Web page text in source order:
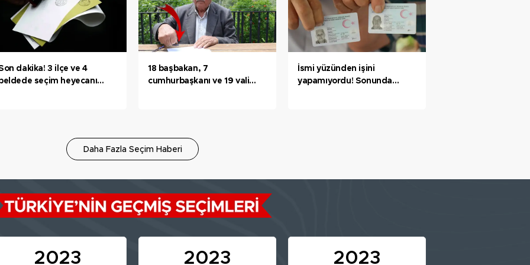
dakika! 3 ilçe ve 4
seçim heyecanı
18 başbakan, 7
cumhurbaşkanı ve 19 vali
İsmi yüzünden işini
yapamıyordu! Sonunda
Daha Fazla Seçim Haberi
2023 2023 2023